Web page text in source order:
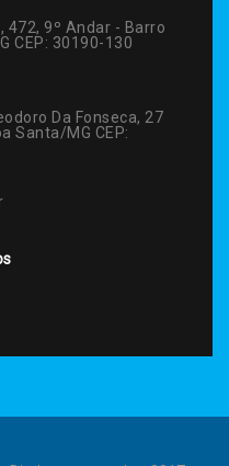
472, 9º Andar - Barro
CEP: 30190-130
Da Fonseca, 27
Santa/MG CEP: